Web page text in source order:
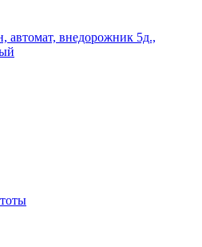
автомат, внедорожник 5д.,